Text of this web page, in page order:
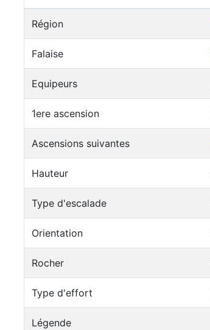
Région
Falaise
Equipeurs
1ere ascension
Ascensions suivantes
Hauteur
Type d'escalade
Orientation
Rocher
Type d'effort
Légende